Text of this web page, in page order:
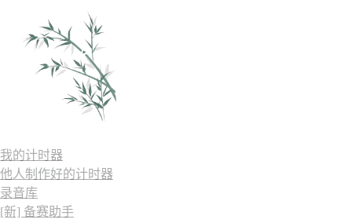
我的计时器
他人制作好的计时器
录音库
[新] 备赛助手